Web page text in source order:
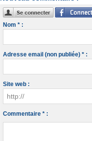
Nom * :
Adresse email (non publiée) * :
Site web :
Commentaire * :